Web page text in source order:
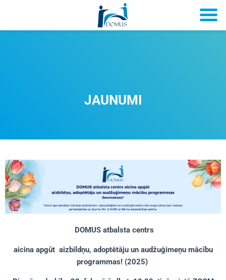
JAUNUMI
DOMUS atbalsta centrs
aicina apgūt aizbildņu, adoptētāju un audžuģimeņu mācību
programmas! (2025)